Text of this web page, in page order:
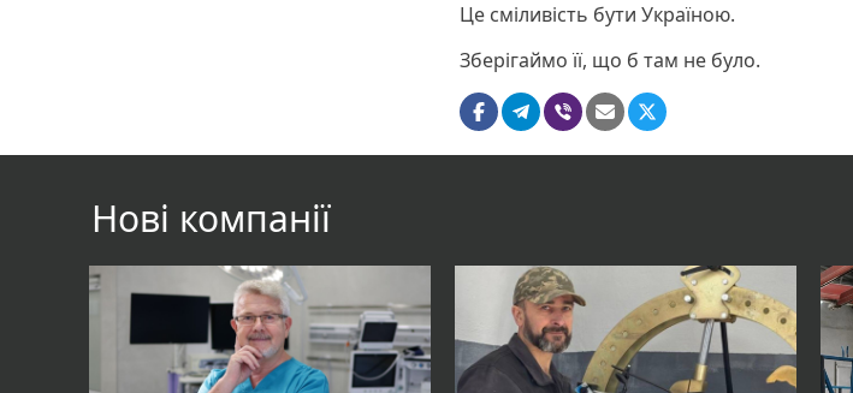
Це сміливість бути Україною.
Зберігаймо її, що б там не було.
Нові компанії